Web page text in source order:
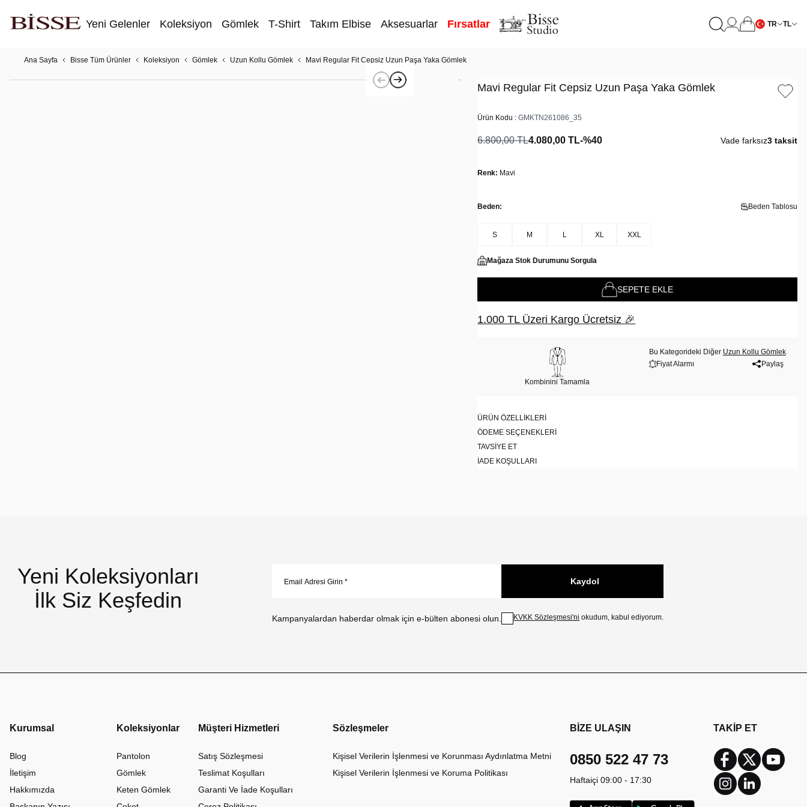
Yeni Gelenler Koleksiyon Gömlek T-Shirt Takım Elbise Aksesuarlar Fırsatlar TR TL
Ana Sayfa Bisse Tüm Ürünler Koleksiyon Gömlek Uzun Kollu Gömlek Mavi Regular Fit Cepsiz Uzun Paşa Yaka Gömlek
Mavi Regular Fit Cepsiz Uzun Paşa Yaka Gömlek
Ürün Kodu :GMKTN261086_35
6.800,00TL4.080,00 TL-%40 Vade farksız3 taksit
Renk: Mavi
Beden: Beden Tablosu
S M L XL XXL
Mağaza Stok Durumunu Sorgula
SEPETE EKLE
1.000 TL Üzeri Kargo Ücretsiz 🎉
Kombinini Tamamla
Bu Kategorideki Diğer Uzun Kollu Gömlek
Fiyat Alarmı
Paylaş
ÜRÜN ÖZELLIKLERI
ÖDEME SEÇENEKLERI
TAVSIYE ET
İADE KOŞULLARI
Yeni Koleksiyonları
İlk Siz Keşfedin
Kampanyalardan haberdar olmak için e-bülten abonesi olun.
Kaydol
KVKK Sözleşmesi'ni okudum, kabul ediyorum.
Kurumsal
Blog
İletişim
Hakkımızda
Koleksiyonlar
Pantolon
Gömlek
Keten Gömlek
Müşteri Hizmetleri
Satış Sözleşmesi
Teslimat Koşulları
Garanti Ve İade Koşulları
Sözleşmeler
Kişisel Verilerin İşlenmesi ve Korunması Aydınlatma Metni
Kişisel Verilerin İşlenmesi ve Koruma Politikası
BİZE ULAŞIN
0850 522 47 73
Haftaiçi 09:00 - 17:30
TAKİP ET
Facebook
Twitter
InstagramLinkedin